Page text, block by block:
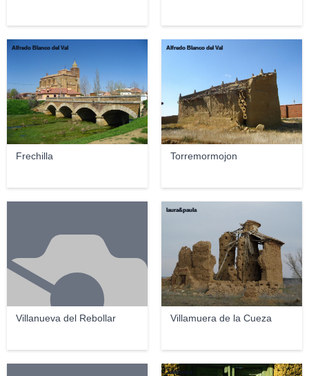
Frechilla
Alfredo Blanco del Val
Torremormojon
Alfredo Blanco del Val
Villanueva del Rebollar Villamuera de la Cueza
laura&paula
JasMunos